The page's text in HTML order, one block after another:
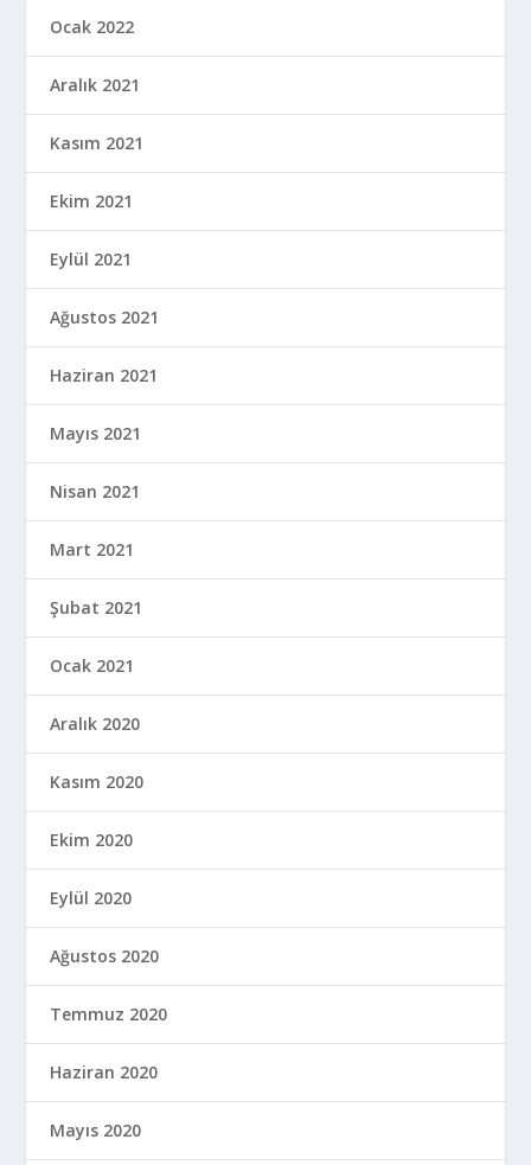
Ocak 2022
Aralık 2021
Kasım 2021
Ekim 2021
Eylül 2021
Ağustos 2021
Haziran 2021
Mayıs 2021
Nisan 2021
Mart 2021
Şubat 2021
Ocak 2021
Aralık 2020
Kasım 2020
Ekim 2020
Eylül 2020
Ağustos 2020
Temmuz 2020
Haziran 2020
Mayıs 2020